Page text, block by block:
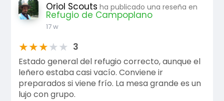
Oriol Scouts ha publicado una reseña en
Refugio de Campoplano
17 w
★★★★★ 3
Estado general del refugio correcto, aunque el
leñero estaba casi vacío. Conviene ir
preparados si viene frío. La mesa grande es un
lujo con grupo.